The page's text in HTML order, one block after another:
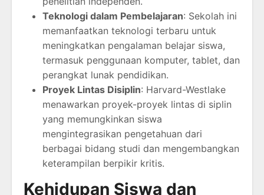
Teknologi dalam Pembelajaran: Sekolah ini
memanfaatkan teknologi terbaru untuk
meningkatkan pengalaman belajar siswa,
termasuk penggunaan komputer, tablet, dan
perangkat lunak pendidikan.
Proyek Lintas Disiplin: Harvard-Westlake
menawarkan proyek-proyek lintas di siplin
yang memungkinkan siswa
mengintegrasikan pengetahuan dari
berbagai bidang studi dan mengembangkan
keterampilan berpikir kritis.
Kehidupan Siswa dan